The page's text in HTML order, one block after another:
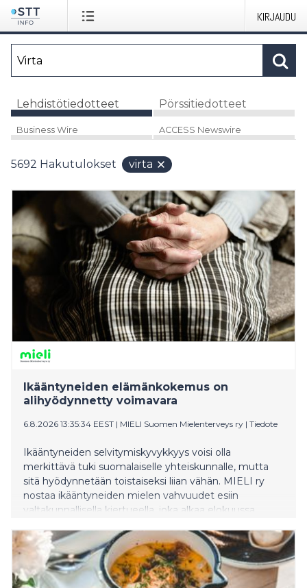
KIRJAUDU
Lehdistötiedotteet Pörssitiedotteet
Business Wire ACCESS Newswire
5692 Hakutulokset virta
Ikääntyneiden elämänkokemus on
alihyödynnetty voimavara
6.8.2026 13:35:34 EEST | MIELI Suomen Mielenterveys ry | Tiedote
Ikääntyneiden selvitymiskyvykkyys voisi olla
merkittävä tuki suomalaiselle yhteiskunnalle, mutta
sitä hyödynnetään toistaiseksi liian vähän. MIELI ry
nostaa ikääntyneiden mielen vahvuudet esiin
valtakunnallisella kiertueella, joka alkaa elokuussa